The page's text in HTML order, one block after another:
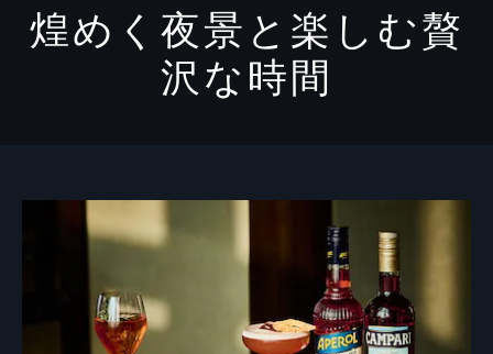
煌めく夜景と楽しむ贅
沢な時間